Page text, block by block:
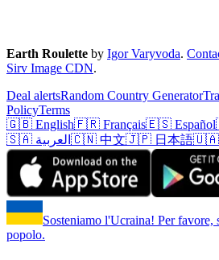
Earth Roulette by Igor Varyvoda.
Sirv Image CDN.
Deal alertsRandom Country Generator
PolicyTerms
🇬🇧 English🇫🇷 Français🇪🇸 Español
🇸🇦 العربية 🇨🇳 中文🇯🇵 日本語🇺🇦
Sosteniamo l'Ucraina! Per
popolo.